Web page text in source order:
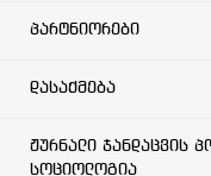
პარტნიორები
დასაქმება
ჟურნალი ჯანდაცვის
სოციოლოგია